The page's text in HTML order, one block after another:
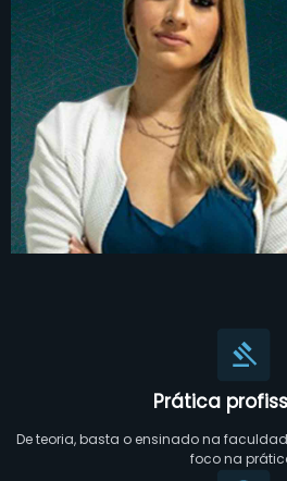
Prática
De teoria, basta o ensinado na
foco na